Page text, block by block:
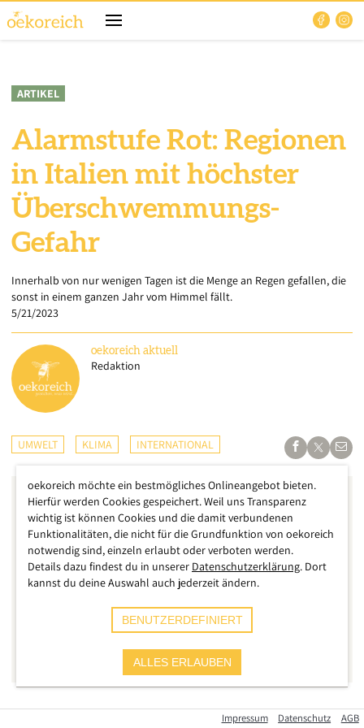
ARTIKEL
Alarmstufe Rot: Regionen
in Italien mit höchster
Überschwemmungs-
Gefahr
Innerhalb von nur wenigen Tagen ist die Menge an Regen gefallen, die
sonst in einem ganzen Jahr vom Himmel fällt.
5/21/2023
oekoreich aktuell
Redaktion
UMWELT KLIMA INTERNATIONAL
Innerhalb von nur wenigen Tagen ist die Menge an Regen
Impressum Datenschutz AGB
oekoreich möchte ein bestmögliches Onlineangebot bieten.
Hierfür werden Cookies gespeichert. Weil uns Transparenz
wichtig ist können Cookies und die damit verbundenen
Funktionalitäten, die nicht für die Grundfunktion von oekoreich
notwendig sind, einzeln erlaubt oder verboten werden.
Details dazu findest du in unserer Datenschutzerklärung. Dort
kannst du deine Auswahl auch jederzeit ändern.
BENUTZERDEFINIERT
ALLES ERLAUBEN